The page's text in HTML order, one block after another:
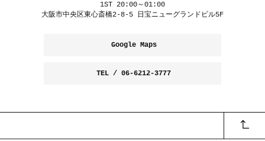
1ST 20:00～01:00
大阪市中央区東心斎橋2-8-5 日宝ニューグランドビル5F
Google Maps
TEL / 06-6212-3777